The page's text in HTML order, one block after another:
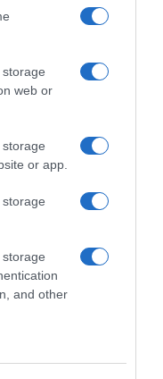
web or
or app.
and other
χελώνας να
Ρόδου – Η
(βίντεο)
να επιστρέψει